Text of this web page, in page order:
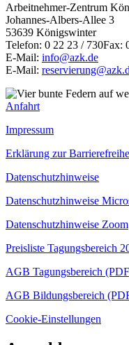
Arbeitnehmer-Zentrum
Johannes-Albers-Allee 3
53639 Königswinter
Telefon: 0 22 23 / 730Fax:
E-Mail: info@azk.de
E-Mail:
Anfahrt
Impressum
Erklärung zur
Datenschutzhinweise
Datenschutzhinweise
Datenschutzhinweise Zoom
Preisliste Tagungsbereich
AGB Tagungsbereich
AGB Bildungsbereich
Cookie-Einstellungen